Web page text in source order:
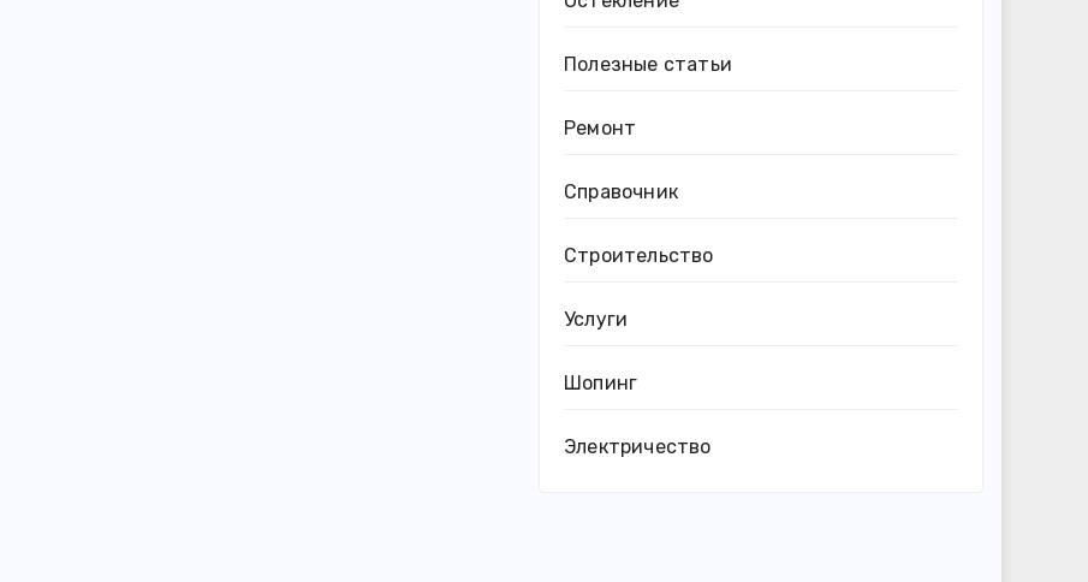
Полезные статьи
Ремонт
Справочник
Строительство
Услуги
Шопинг
Электричество